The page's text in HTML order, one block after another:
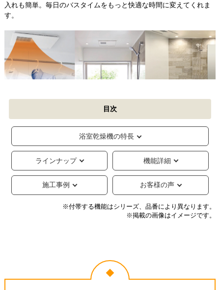
入れも簡単。毎日のバスタイムをもっと快適な時間に変えてくれま
す。
目次
浴室乾燥機の特長
ラインナップ 機能詳細
施工事例 お客様の声
※付帯する機能はシリーズ、品番により異なります。
※掲載の画像はイメージです。